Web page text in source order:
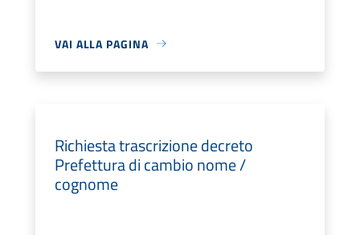
VAI ALLA PAGINA
Richiesta trascrizione decreto
Prefettura di cambio nome /
cognome